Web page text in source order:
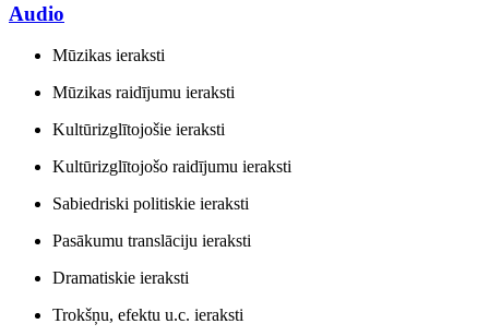
Audio
Mūzikas ieraksti
Mūzikas raidījumu ieraksti
Kultūrizglītojošie ieraksti
Kultūrizglītojošo raidījumu ieraksti
Sabiedriski politiskie ieraksti
Pasākumu translāciju ieraksti
Dramatiskie ieraksti
Trokšņu, efektu u.c. ieraksti